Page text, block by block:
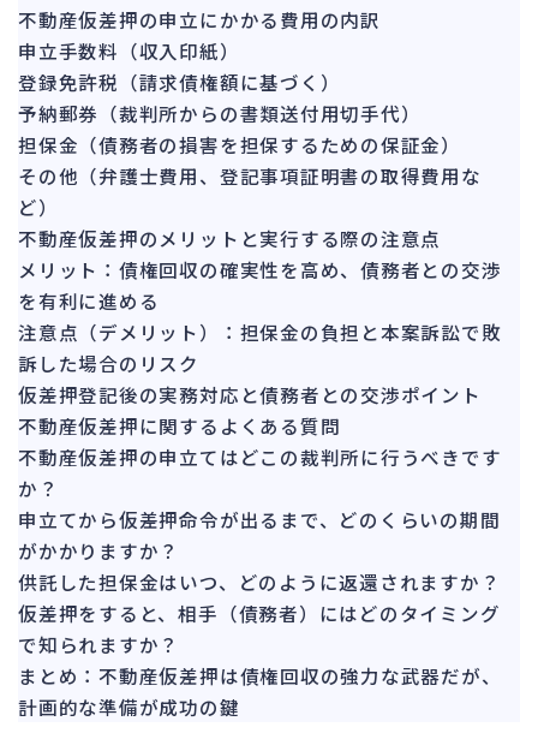
換価・競売 54
不動産仮差押の申立にかかる費用の内訳
申立手数料（収入印紙）
登録免許税（請求債権額に基づく）
予納郵券（裁判所からの書類送付用切手代）
担保金（債務者の損害を担保するための保証金）
その他（弁護士費用、登記事項証明書の取得費用な
ど）
不動産仮差押のメリットと実行する際の注意点
メリット：債権回収の確実性を高め、債務者との交渉
を有利に進める
注意点（デメリット）：担保金の負担と本案訴訟で敗
訴した場合のリスク
仮差押登記後の実務対応と債務者との交渉ポイント
不動産仮差押に関するよくある質問
不動産仮差押の申立てはどこの裁判所に行うべきです
か？
申立てから仮差押命令が出るまで、どのくらいの期間
がかかりますか？
供託した担保金はいつ、どのように返還されますか？
仮差押をすると、相手（債務者）にはどのタイミング
で知られますか？
まとめ：不動産仮差押は債権回収の強力な武器だが、
計画的な準備が成功の鍵